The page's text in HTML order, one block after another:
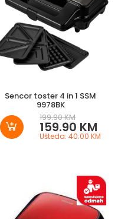
Sencor toster 4 in 1 SSM
9978BK
199.90 KM
159.90 KM
Ušteda: 40.00 KM